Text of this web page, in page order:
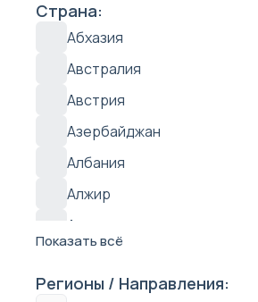
Страна:
Абхазия
Австралия
Австрия
Азербайджан
Албания
Алжир
Антарктида
Аргентина
Показать всё
Регионы / Направления: